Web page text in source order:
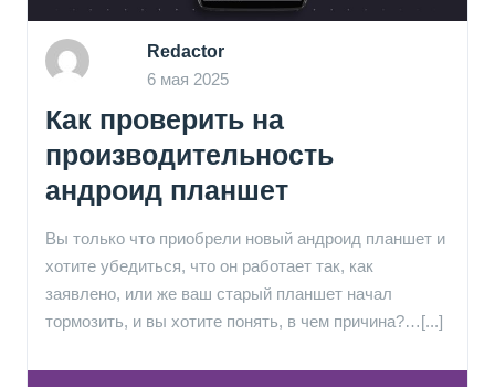
Redactor
6 мая 2025
Как проверить на
производительность
андроид планшет
Вы только что приобрели новый андроид планшет и
хотите убедиться, что он работает так, как
заявлено, или же ваш старый планшет начал
тормозить, и вы хотите понять, в чем причина?…[...]